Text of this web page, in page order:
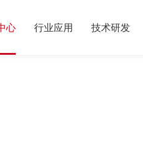
心 行业应用 技术研发